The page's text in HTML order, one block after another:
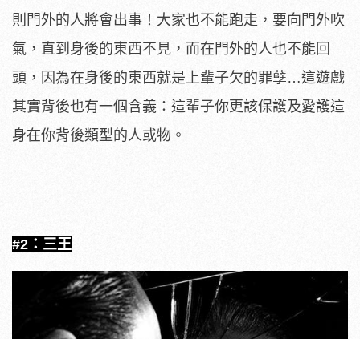
則門外的人將會出事！大家也不能跑走，要向門外吹
氣，直到身後的東西不見，而在門外的人也不能回
頭，因為在身後的東西就是上輩子欠的罪孽…這遊戲
其實背後也有一個含義：這輩子你更該保護及愛護這
身在你背後類型的人或物。
#2：三王